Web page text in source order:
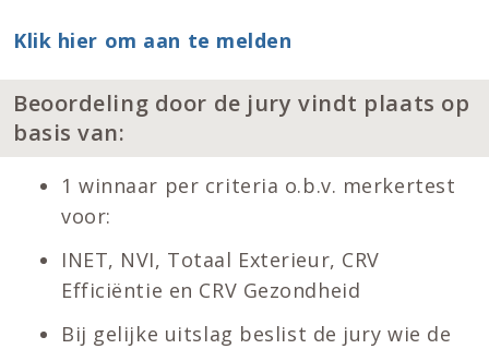
Klik hier om aan te melden
Beoordeling door de jury vindt plaats op
basis van:
1 winnaar per criteria o.b.v. merkertest
voor:
INET, NVI, Totaal Exterieur, CRV
Efficiëntie en CRV Gezondheid
Bij gelijke uitslag beslist de jury wie de